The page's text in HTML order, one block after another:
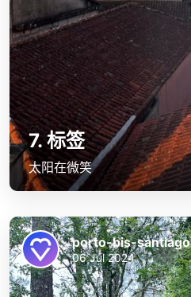
7. 标签
太阳在微笑
porto-bis-santiago
06 Jul 2024